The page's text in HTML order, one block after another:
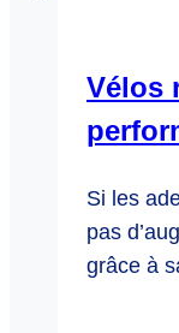
Vélos
Si les
pas
grâce à